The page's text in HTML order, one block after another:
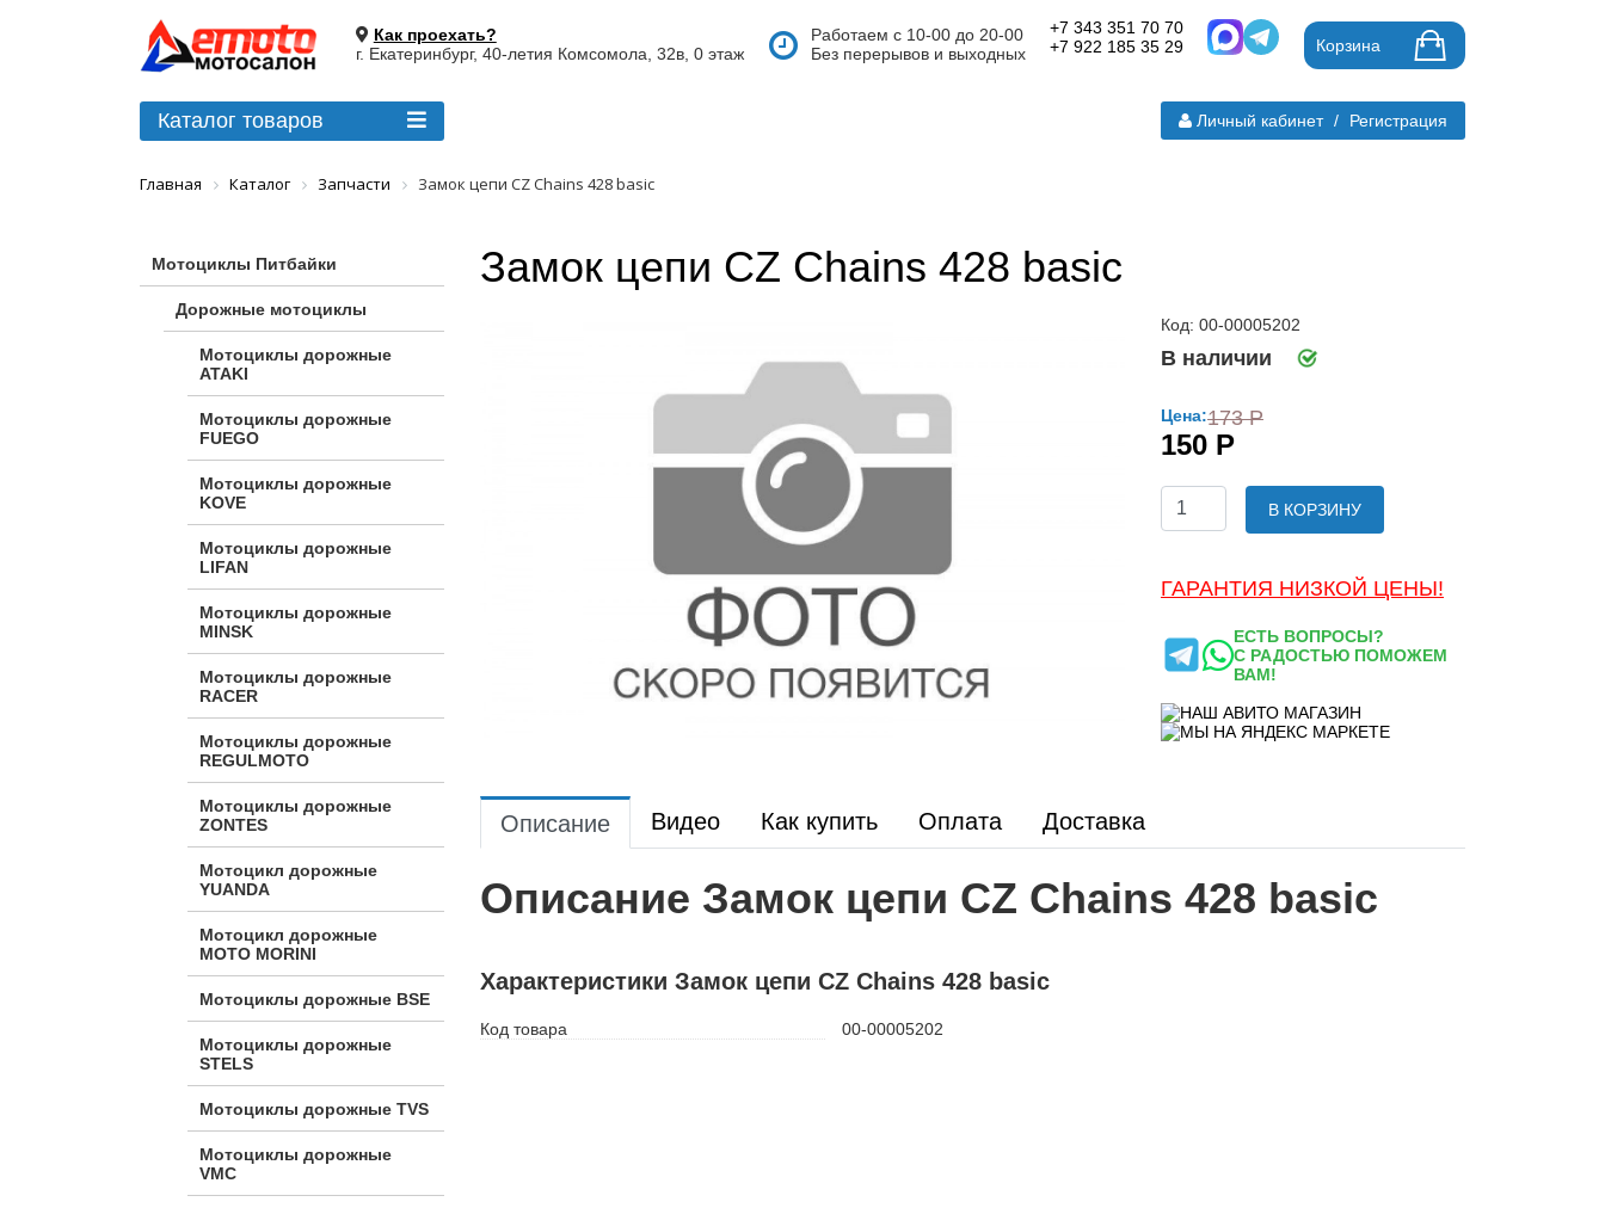
Как проехать?
г. Екатеринбург, 40-летия Комсомола, 32в, 0 этаж
Работаем с 10-00 до 20-00
Без перерывов и выходных
+7 343 351 70 70
+7 922 185 35 29
Корзина
Каталог товаров Личный кабинет / Регистрация
Главная Каталог Запчасти Замок цепи CZ Chains 428 basic
Мотоциклы Питбайки
Дорожные мотоциклы
Мотоциклы дорожные
ATAKI
Мотоциклы дорожные
FUEGO
Мотоциклы дорожные
KOVE
Мотоциклы дорожные
LIFAN
Мотоциклы дорожные
MINSK
Мотоциклы дорожные
RACER
Мотоциклы дорожные
REGULMOTO
Мотоциклы дорожные
ZONTES
Мотоцикл дорожные
YUANDA
Мотоцикл дорожные
МОТО MORINI
Мотоциклы дорожные BSE
Мотоциклы дорожные
STELS
Мотоциклы дорожные TVS
Мотоциклы дорожные
VMC
Замок цепи CZ Chains 428 basic
Код: 00-00005202
В наличии
Цена:173 Р
150 Р
В КОРЗИНУ
ГАРАНТИЯ НИЗКОЙ ЦЕНЫ!
ЕСТЬ ВОПРОСЫ?
С РАДОСТЬЮ ПОМОЖЕМ
ВАМ!
Описание Видео Как купить Оплата Доставка
Описание Замок цепи CZ Chains 428 basic
Характеристики Замок цепи CZ Chains 428 basic
Код товара 00-00005202